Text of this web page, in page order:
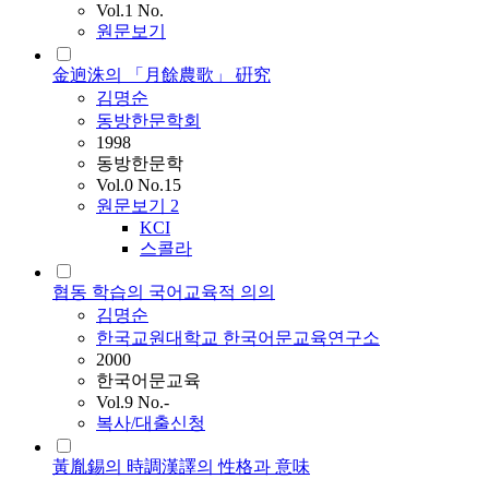
Vol.1 No.
원문보기
金逈洙의 「月餘農歌」 硏究
김명순
동방한문학회
1998
동방한문학
Vol.0 No.15
원문보기 2
KCI
스콜라
협동 학습의 국어교육적 의의
김명순
한국교원대학교 한국어문교육연구소
2000
한국어문교육
Vol.9 No.-
복사/대출신청
黃胤錫의 時調漢譯의 性格과 意味